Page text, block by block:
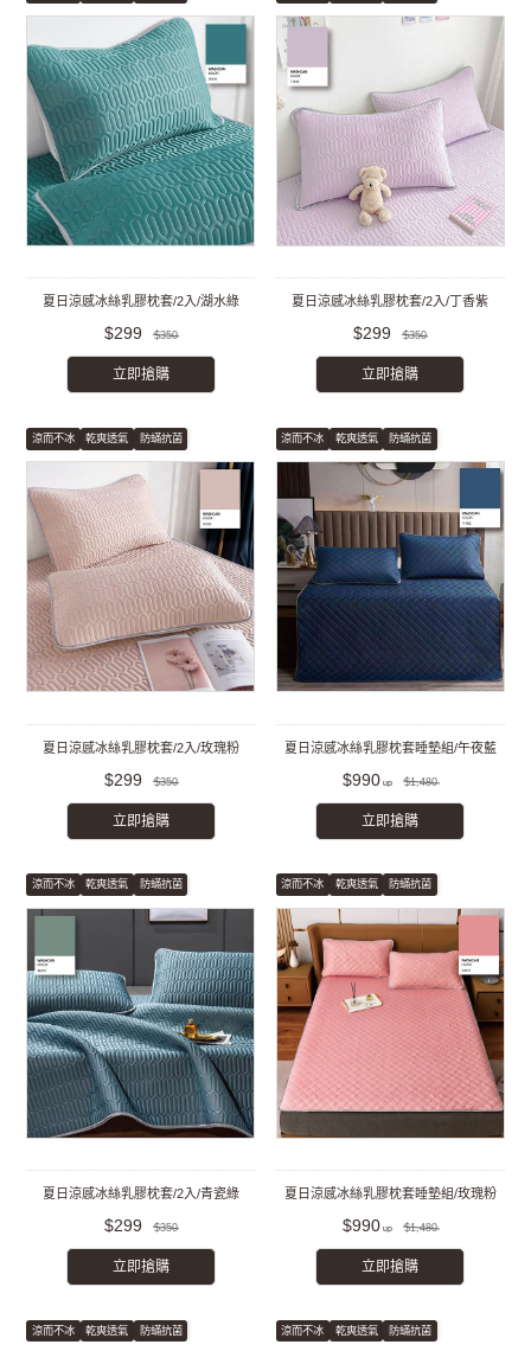
夏日涼感冰絲乳膠枕套/2入/湖水綠
$299 $350
立即搶購
夏日涼感冰絲乳膠枕套/2入/丁香紫
$299 $350
立即搶購
涼而不冰 乾爽透氣 防蟎抗菌
夏日涼感冰絲乳膠枕套/2入/玫瑰粉
$299 $350
立即搶購
涼而不冰 乾爽透氣 防蟎抗菌
夏日涼感冰絲乳膠枕套睡墊組/午夜藍
$990 $1,480
立即搶購
涼而不冰 乾爽透氣 防蟎抗菌
夏日涼感冰絲乳膠枕套/2入/青瓷綠
$299 $350
立即搶購
涼而不冰 乾爽透氣 防蟎抗菌
夏日涼感冰絲乳膠枕套睡墊組/玫瑰粉
$990 $1,480
立即搶購
涼而不冰 乾爽透氣 防蟎抗菌 涼而不冰 乾爽透氣 防蟎抗菌